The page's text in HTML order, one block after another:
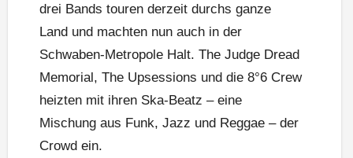
drei Bands touren derzeit durchs ganze
Land und machten nun auch in der
Schwaben-Metropole Halt. The Judge Dread
Memorial, The Upsessions und die 8°6 Crew
heizten mit ihren Ska-Beatz – eine
Mischung aus Funk, Jazz und Reggae – der
Crowd ein.